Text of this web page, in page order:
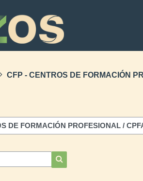
CFP - CENTROS DE FORMACIÓN
Buscar cursos